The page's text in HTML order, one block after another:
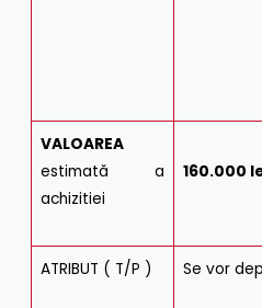
VALOAREA
estimată a
achizitiei
160.000
ATRIBUT ( T/P ) Se vor